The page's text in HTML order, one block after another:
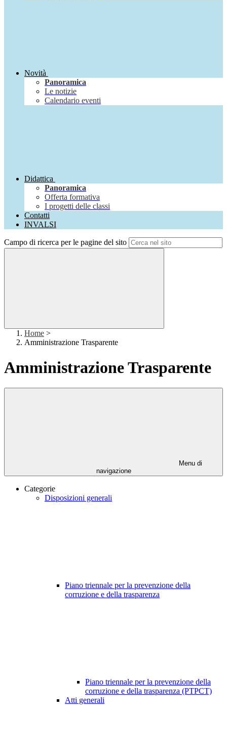
Novità
Panoramica
Le notizie
Calendario eventi
Didattica
Panoramica
Offerta formativa
I progetti delle classi
Contatti
INVALSI
Campo di ricerca per le pagine del sito
Home >
Amministrazione Trasparente
Amministrazione Trasparente
Menu di
navigazione
Categorie
Disposizioni generali
Piano triennale per la prevenzione della
corruzione e della trasparenza
Piano triennale per la prevenzione della
corruzione e della trasparenza (PTPCT)
Atti generali